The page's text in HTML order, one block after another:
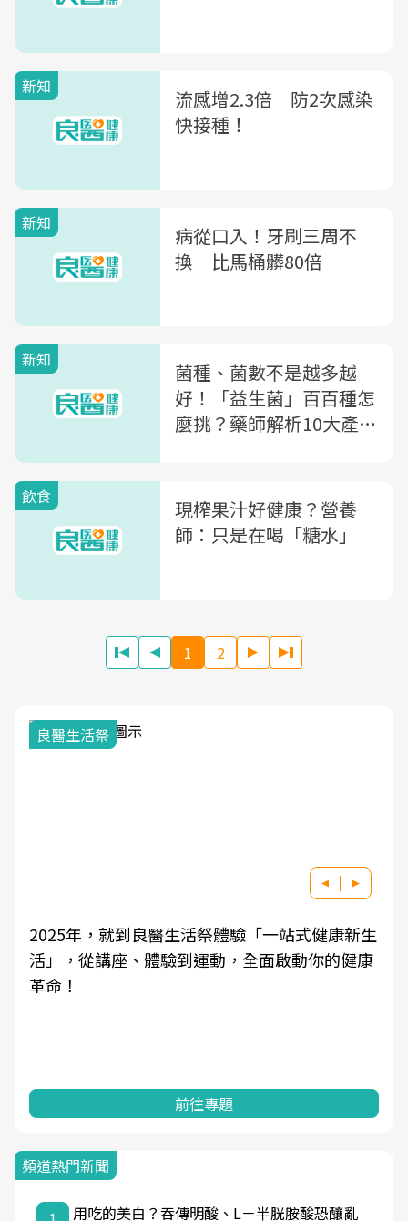
新知
流感增2.3倍 防2次感染
快接種！
新知
病從口入！牙刷三周不
換 比馬桶髒80倍
新知
菌種、菌數不是越多越
好！「益生菌」百百種怎
麼挑？藥師解析10大產品
飲食
現榨果汁好健康？營養
師：只是在喝「糖水」
1 2
我與健康韌性的距離
良醫健康網從「換季的身體變化」出發，透過醫
學觀點與日常感受的對話，建立對亞健康的認
知，進而引導實際的改善行動。
前往專題
頻道熱門新聞
用吃的美白？吞傳明酸、L－半胱胺酸恐釀亂